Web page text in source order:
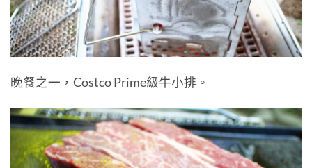
晚餐之一，Costco Prime級牛小排。